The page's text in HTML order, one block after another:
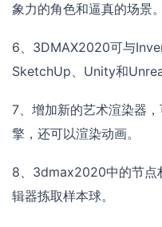
象力的角色和逼真的场景。
6、3DMAX2020可与
SketchUp、Unity和
7、增加新的艺术渲染器
擎，还可以渲染动画。
8、3dmax2020中的节点
辑器拣取样本球。